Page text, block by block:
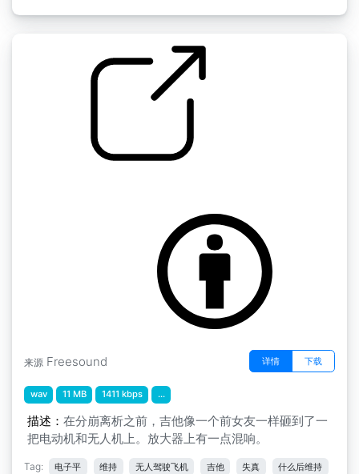
来源 Freesound 详情 下载
wav 11 MB 1411 kbps ...
描述： 在分崩离析之前，吉他像一个前女友一样砸到了一
把电动机和无人机上。放大器上有一点混响。
Tag: 电子平 维持 无人驾驶飞机 吉他 失真 什么后维持